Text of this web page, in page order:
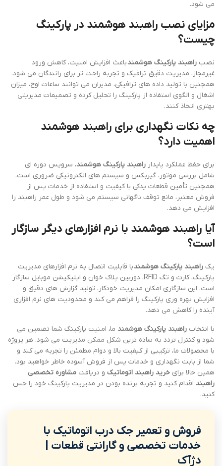
می شود.
مزایای نصب راهبند هوشمند در پارکینگ
چیست؟
نصب راهبند پارکینگ هوشمندباعث افزایش امنیت، کاهش ورود
غیرمجاز، مدیریت دقیق ترافیک و تجربه راحت تر برای رانندگان می شود.
همچنین با تولید داده های ترافیکی، مدیران می توانند ساعات اوج، میزان
اشغال و الگوی استفاده از پارکینگ را تحلیل کرده و تصمیمات مدیریتی
بهتری اتخاذ کنند.
چه نکات نگهداری برای راهبند هوشمند
اهمیت دارد؟
برای حفظ عملکرد پایدار راهبند پارکینگ هوشمند، سرویس دوره ای
شامل بررسی موتور، گیربکس و سیستم های الکترونیکی ضروری است.
همچنین تأمین قطعات یدکی با کیفیت و استفاده از خدمات پس از
فروش معتبر، مانع توقف ناگهانی سیستم می شود و طول عمر راهبند را
افزایش می دهد.
آیا راهبند هوشمند با نرم افزارهای دیگر سازگار
است؟
یک راهبند پارکینگ هوشمندبا قابلیت اتصال به نرم افزارهای مدیریت
پارکینگ، کارت و تگ RFID، دوربین پلاک خوان و اپلیکیشن موبایل سازگار
است. این سازگاری امکان مدیریت خودکار، تولید گزارش های دقیق و
افزایش بهره وری پارکینگ را فراهم می کند و محدودیت های نرم افزاری
آینده را کاهش می دهد.
با انتخاب راهبند پارکینگ هوشمند ما، امنیت پارکینگ شما تضمین می
شود و کنترل تردد به ساده ترین شکل ممکن مدیریت می شود. هر پروژه
با محصولات ما، ترکیبی از کیفیت بالا و دوام مطمئن را تجربه می کند و
شما از بابت نگهداری و خدمات پس از فروش آسوده خاطر خواهید بود.
همین حالا برای خرید راهبند اتوماتیک و دریافت مشاوره تخصصی
راهبند اقدام کنید و تجربه برنده بودن در مدیریت پارکینگ خود را حس
کنید.
فروش و تعمیر جک درب اتوماتیک با
خدمات تخصصی و گارانتی قطعات |
دژآک